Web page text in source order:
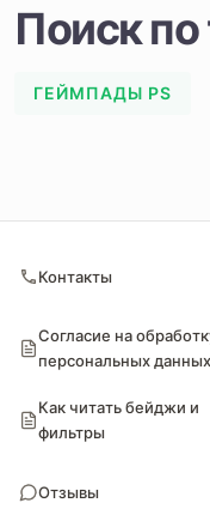
Поиск по
ГЕЙМПАДЫ PS
Контакты
Согласие на
персональных данных
Как читать бейджи и
фильтры
Отзывы